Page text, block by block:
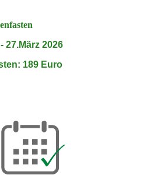
27.März 2026
189 Euro